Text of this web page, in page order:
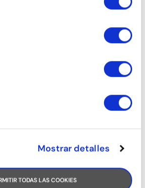
Mostrar detalles
TODAS LAS COOKIES
SON